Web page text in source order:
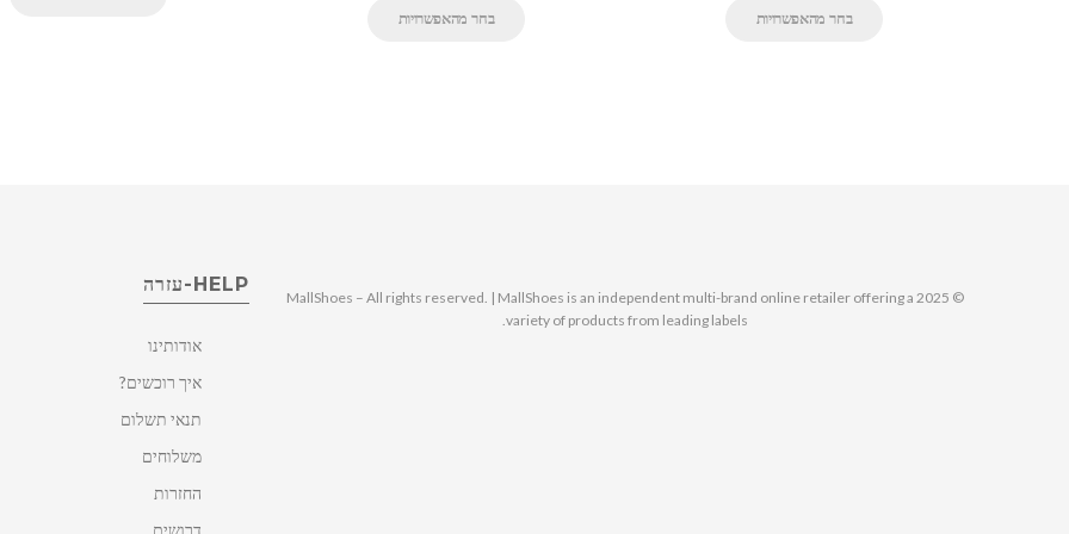
בחר מהאפשרויות בחר מהאפשרויות
HELP-עזרה
אודותינו
איך רוכשים?
תנאי תשלום
משלוחים
החזרות
דרושים
© 2025 MallShoes – All rights reserved. | MallShoes is an independent multi-brand online retailer offering a
variety of products from leading labels.